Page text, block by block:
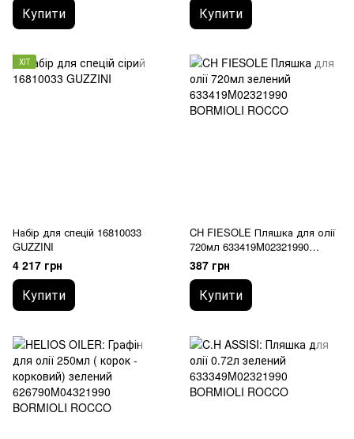
Купити Купити
ХІТ
Набір для спецій 16810033
GUZZINI
4 217 грн
Купити
CH FIESOLE Пляшка для олії
720мл 633419M02321990
BORMIOLI ROCCO
387 грн
Купити